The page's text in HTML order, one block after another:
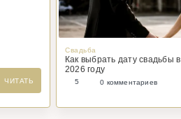
ЧИТАТЬ
Свадьба
Как выбрать дату свадьбы в
2026 году
5 0 комментариев